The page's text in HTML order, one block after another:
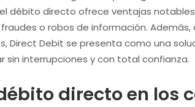
débito directo ofrece ventajas
o robos de información.
Direct Debit se presenta como una
sin interrupciones y con total confianza.
directo en los